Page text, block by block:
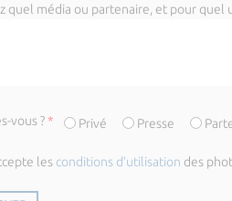
quel média ou partenaire, et pour quel
vous ?* Privé Presse
les conditions d’utilisation des